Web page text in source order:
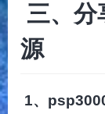
三、分
源
1、